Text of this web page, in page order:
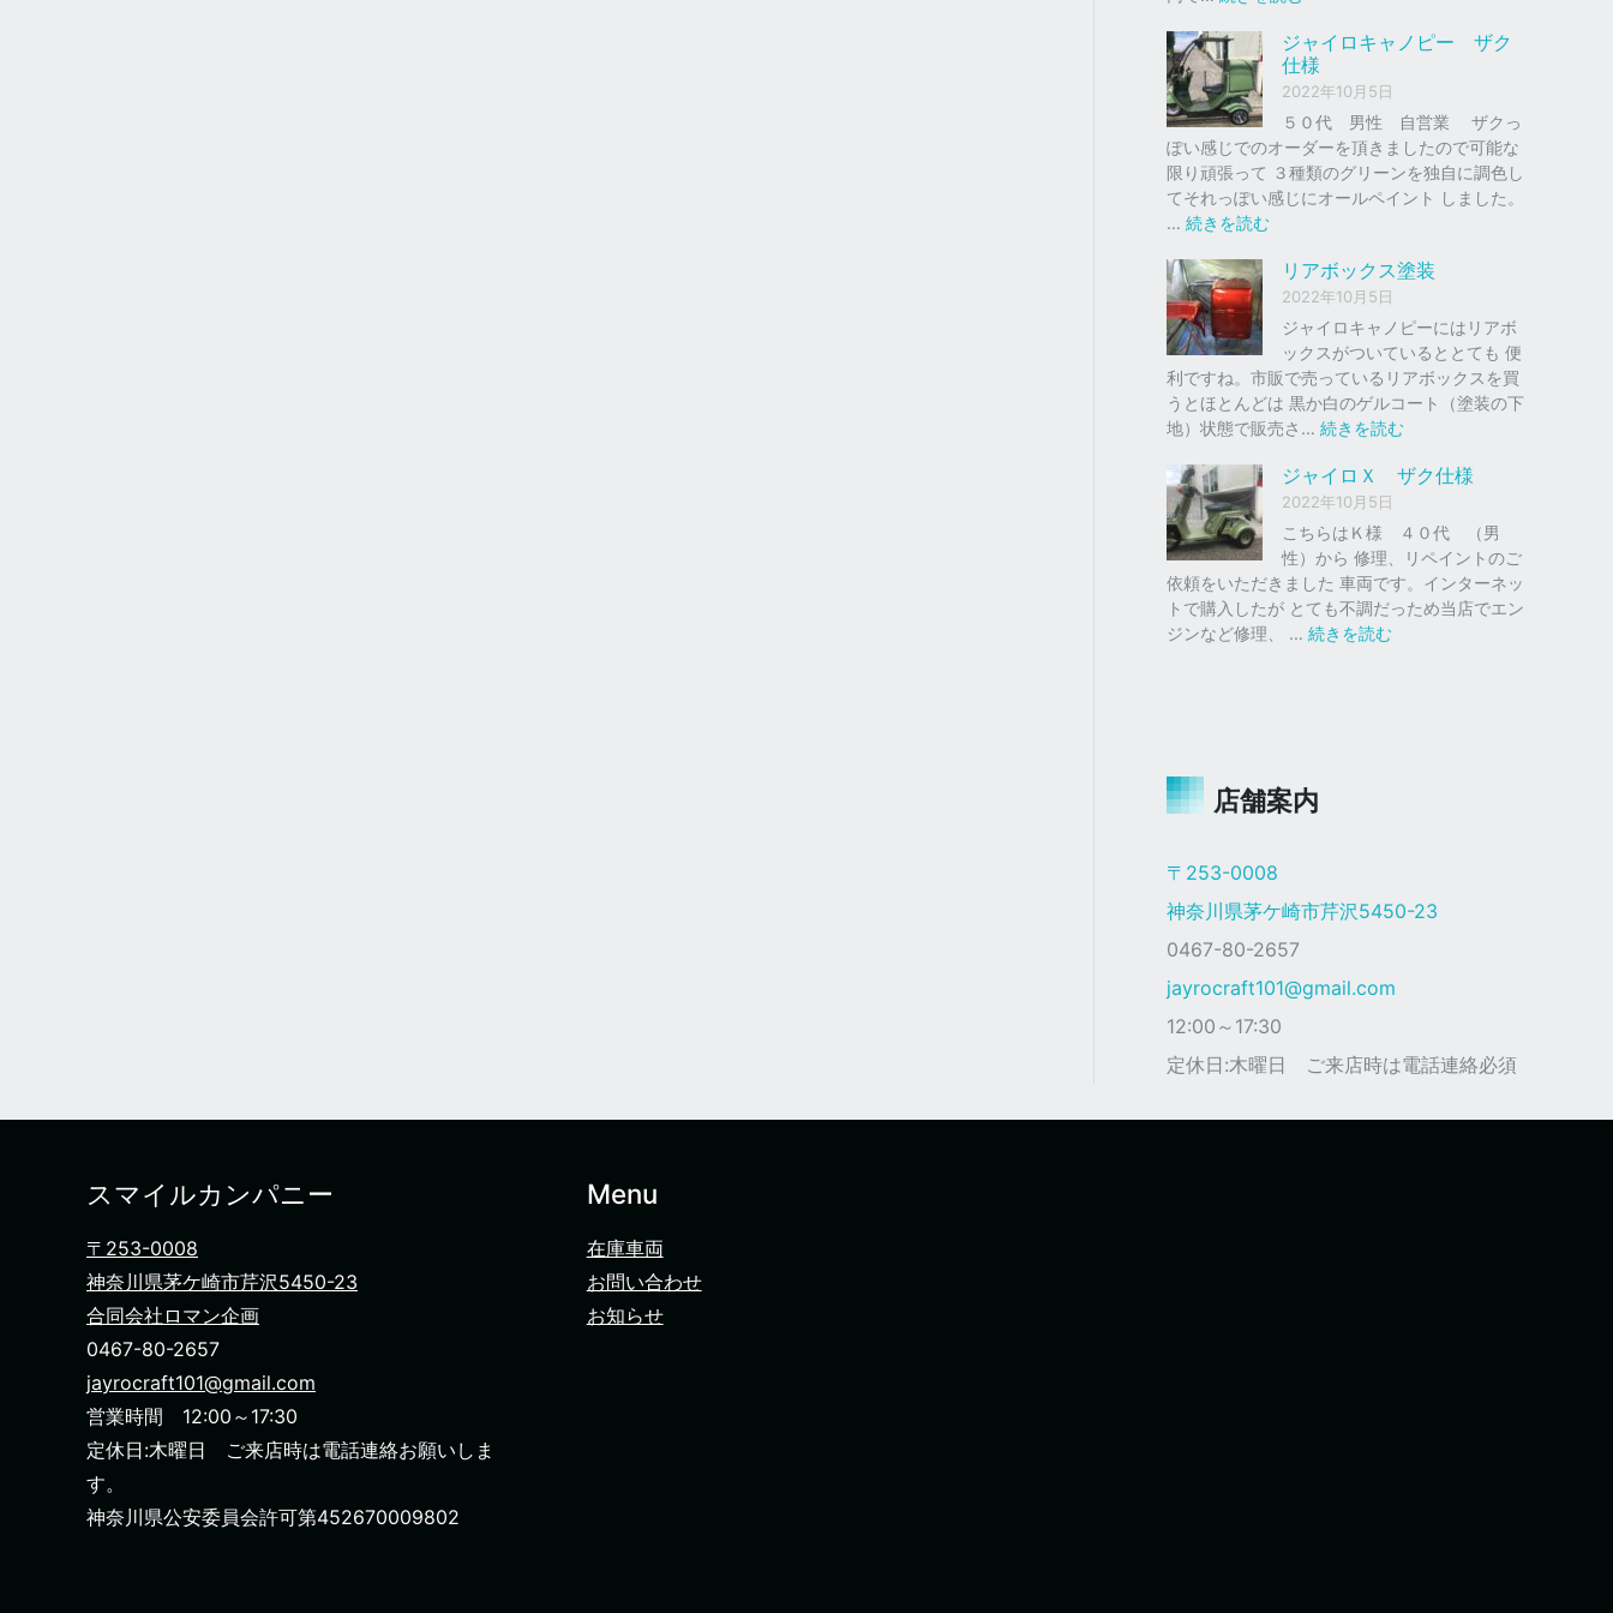
、
車
の
下
取
り
、
買
を
は
じ
め
ま
し
た
ャ
イ
ロ
Ｘ
ソ
リ
レ
ッ
ド
ジャイロキャノピー ザク
仕様
2022年10月5日
５０代 男性 自営業 ザクっ
ぽい感じでのオーダーを頂きましたので可能な
限り頑張って ３種類のグリーンを独自に調色し
てそれっぽい感じにオールペイント しました。
… 続きを読む:
イ
ロ
キ
ャ
ノ
ピ
ザ
仕
様
リアボックス塗装
2022年10月5日
ジャイロキャノピーにはリアボ
ックスがついているととても 便
利ですね。市販で売っているリアボックスを買
うとほとんどは 黒か白のゲルコート（塗装の下
地）状態で販売さ… 続きを読む:
ア
ッ
ク
ス
塗
ジャイロＸ ザク仕様
2022年10月5日
こちらはＫ様 ４０代 （男
性）から 修理、リペイントのご
依頼をいただきました 車両です。インターネッ
トで購入したが とても不調だっため当店でエン
ジンなど修理、 … 続きを読む:
店舗案内
〒253-0008
神奈川県茅ケ崎市芹沢5450-23
0467-80-2657
jayrocraft101@gmail.com
12:00～17:30
定休日:木曜日 ご来店時は電話連絡必須
スマイルカンパニー
〒253-0008
神奈川県茅ケ崎市芹沢5450-23
合同会社ロマン企画
0467-80-2657
jayrocraft101@gmail.com
営業時間 12:00～17:30
定休日:木曜日 ご来店時は電話連絡お願いしま
す。
神奈川県公安委員会許可第452670009802
Menu
在庫車両
お問い合わせ
お知らせ